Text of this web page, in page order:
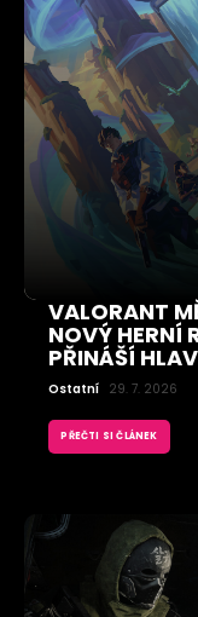
VALORANT
NOVÝ HERNÍ
PŘINÁŠÍ
Ostatní 29. 7. 2026
PŘEČTI SI ČLÁNEK